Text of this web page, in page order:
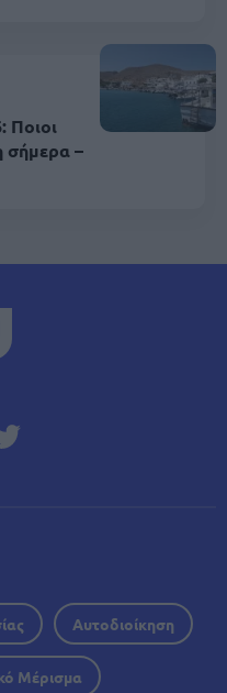
Ποιοι
σήμερα –
Αυτοδιοίκηση
Μέρισμα